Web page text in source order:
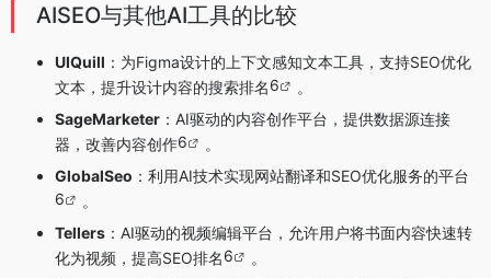
AISEO与其他AI工具的比较
UIQuill ：为Figma设计的上下文感知文本工具，支持SEO优化
文本，提升设计内容的搜索排名6
。
SageMarketer ：AI驱动的内容创作平台，提供数据源连接
器，改善内容创作6
。
GlobalSeo ：利用AI技术实现网站翻译和SEO优化服务的平台
6
。
Tellers ：AI驱动的视频编辑平台，允许用户将书面内容快速转
化为视频，提高SEO排名6
。